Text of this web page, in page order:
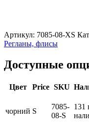
Артикул: 7085-08-XS
Регланы, флисы
Доступные
Цвет Price SKU
чорний S
7085-
08-S
131